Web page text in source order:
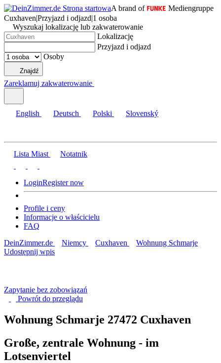
A brand of
Mediengruppe
Cuxhaven|Przyjazd i odjazd|1 osoba
Wyszukaj lokalizację lub zakwaterowanie
Lokalizację
Przyjazd i odjazd
Osoby
Znajdź
Zareklamuj zakwaterowanie
English Deutsch Polski Slovenský
Lista Miast Notatnik
LoginRegister now
Profile i ceny
Informacje o właścicielu
FAQ
DeinZimmer.de
Niemcy Cuxhaven
Wohnung Schmarje
Udostępnij wpis
Zapytanie bez zobowiązań
Powrót do przeglądu
Wohnung Schmarje 27472 Cuxhaven
Große, zentrale Wohnung - im
Lotsenviertel